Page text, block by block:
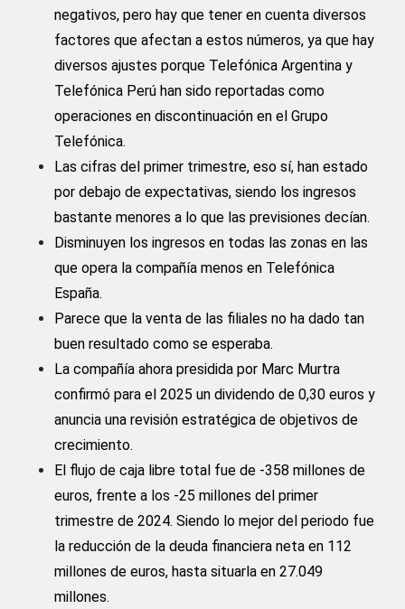
negativos, pero hay que tener en cuenta diversos
factores que afectan a estos números, ya que hay
diversos ajustes porque Telefónica Argentina y
Telefónica Perú han sido reportadas como
operaciones en discontinuación en el Grupo
Telefónica.
Las cifras del primer trimestre, eso sí, han estado
por debajo de expectativas, siendo los ingresos
bastante menores a lo que las previsiones decían.
Disminuyen los ingresos en todas las zonas en las
que opera la compañía menos en Telefónica
España.
Parece que la venta de las filiales no ha dado tan
buen resultado como se esperaba.
La compañía ahora presidida por Marc Murtra
confirmó para el 2025 un dividendo de 0,30 euros y
anuncia una revisión estratégica de objetivos de
crecimiento.
El flujo de caja libre total fue de -358 millones de
euros, frente a los -25 millones del primer
trimestre de 2024. Siendo lo mejor del periodo fue
la reducción de la deuda financiera neta en 112
millones de euros, hasta situarla en 27.049
millones.